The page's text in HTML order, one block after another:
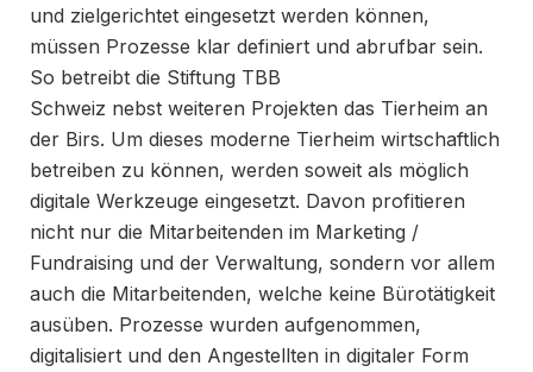
und zielgerichtet eingesetzt werden können,
müssen Prozesse klar definiert und abrufbar sein.
So betreibt die Stiftung TBB
Schweiz nebst weiteren Projekten das Tierheim an
der Birs. Um dieses moderne Tierheim wirtschaftlich
betreiben zu können, werden soweit als möglich
digitale Werkzeuge eingesetzt. Davon profitieren
nicht nur die Mitarbeitenden im Marketing /
Fundraising und der Verwaltung, sondern vor allem
auch die Mitarbeitenden, welche keine Bürotätigkeit
ausüben. Prozesse wurden aufgenommen,
digitalisiert und den Angestellten in digitaler Form